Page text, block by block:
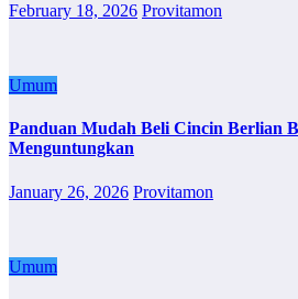
February 18, 2026 Provitamon
Umum
Panduan Mudah Beli Cincin Berlian
Menguntungkan
January 26, 2026 Provitamon
Umum